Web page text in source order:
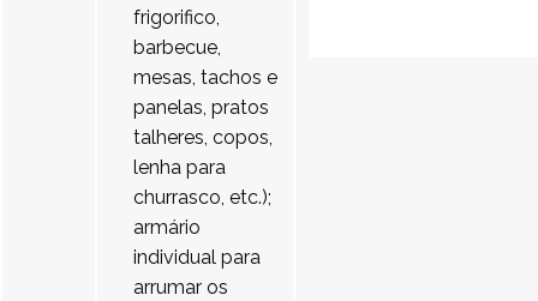
frigorifico,
barbecue,
mesas, tachos e
panelas, pratos
talheres, copos,
lenha para
churrasco, etc.);
armário
individual para
arrumar os